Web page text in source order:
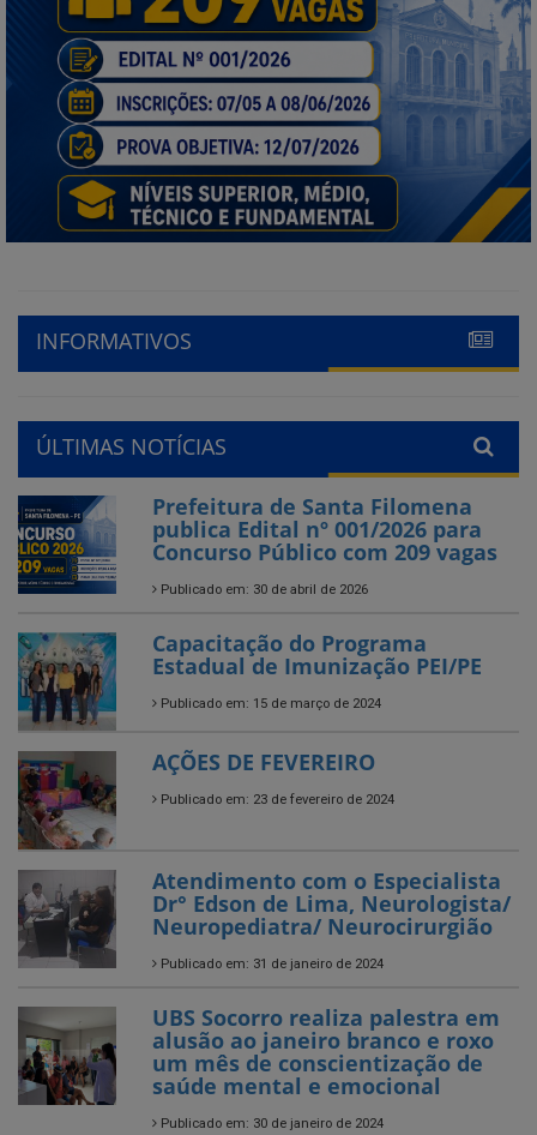
INFORMATIVOS
ÚLTIMAS NOTÍCIAS
Prefeitura de Santa Filomena
publica Edital nº 001/2026 para
Concurso Público com 209 vagas
Publicado em: 30 de abril de 2026
Capacitação do Programa
Estadual de Imunização PEI/PE
Publicado em: 15 de março de 2024
AÇÕES DE FEVEREIRO
Publicado em: 23 de fevereiro de 2024
Atendimento com o Especialista
Dr° Edson de Lima, Neurologista/
Neuropediatra/ Neurocirurgião
Publicado em: 31 de janeiro de 2024
UBS Socorro realiza palestra em
alusão ao janeiro branco e roxo
um mês de conscientização de
saúde mental e emocional
Publicado em: 30 de janeiro de 2024